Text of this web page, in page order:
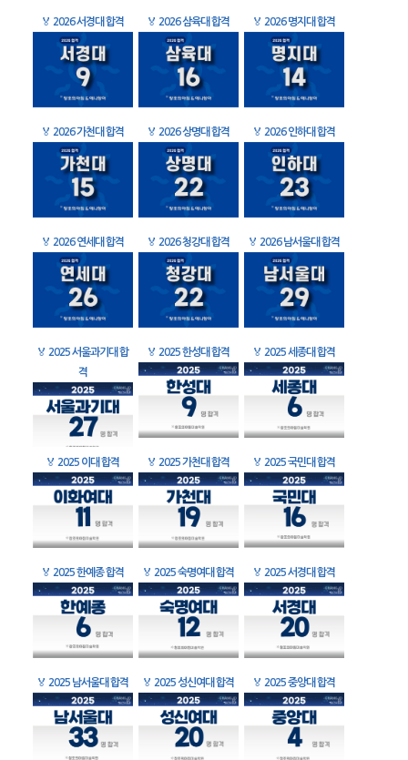
🏅 2026 서경대 합격 🏅 2026 삼육대 합격 🏅 2026 명지대 합격
🏅 2026 가천대 합격 🏅 2026 상명대 합격 🏅 2026 인하대 합격
🏅 2026 연세대 합격 🏅 2026 청강대 합격 🏅 2026 남서울대 합격
🏅 2025 서울과기대 합
격
🏅 2025 한성대 합격 🏅 2025 세종대 합격
🏅 2025 이대 합격 🏅 2025 가천대 합격 🏅 2025 국민대 합격
🏅 2025 한예종 합격 🏅 2025 숙명여대 합격 🏅 2025 서경대 합격
🏅 2025 남서울대 합격 🏅 2025 성신여대 합격 🏅 2025 중앙대 합격